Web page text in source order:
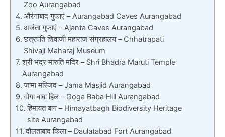
Zoo Aurangabad
औरंगाबाद गुफाएं – Aurangabad Caves Aurangabad
अजंता गुफाएं – Ajanta Caves Aurangabad
छत्रपति शिवाजी महाराज संग्रहालय – Chhatrapati
Shivaji Maharaj Museum
श्री भद्र मारुति मंदिर – Shri Bhadra Maruti Temple
Aurangabad
जामा मस्जिद – Jama Masjid Aurangabad
गोगा बाबा हिल – Goga Baba Hill Aurangabad
हिमायत बाग – Himayatbagh Biodiversity Heritage
site Aurangabad
दौलताबाद किला – Daulatabad Fort Aurangabad